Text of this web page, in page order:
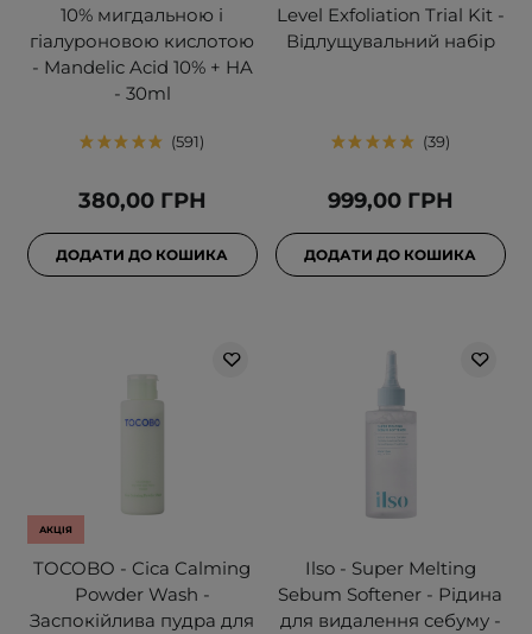
10% мигдальною і
гіалуроновою кислотою
- Mandelic Acid 10% + HA
- 30ml
591
380,00 ГРН
ДОДАТИ ДО КОШИКА
Level Exfoliation Trial Kit -
Відлущувальний набір
39
999,00 ГРН
ДОДАТИ ДО КОШИКА
АКЦІЯ
TOCOBO - Cica Calming
Powder Wash -
Заспокійлива пудра для
Ilso - Super Melting
Sebum Softener - Рідина
для видалення себуму -